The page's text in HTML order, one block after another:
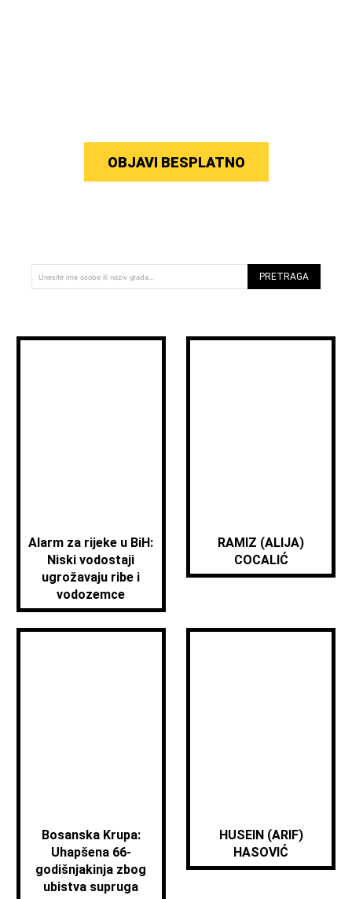
OBJAVI BESPLATNO
Unesite ime osobe ili naziv grada... PRETRAGA
Alarm za rijeke u BiH:
Niski vodostaji
ugrožavaju ribe i
vodozemce
RAMIZ (ALIJA)
COCALIĆ
Bosanska Krupa:
Uhapšena 66-
godišnjakinja zbog
ubistva supruga
HUSEIN (ARIF)
HASOVIĆ